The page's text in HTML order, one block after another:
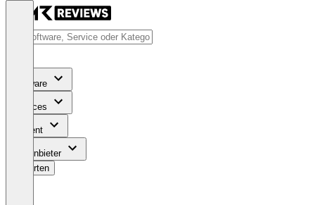
Software
Services
Content
Für Anbieter
Bewerten